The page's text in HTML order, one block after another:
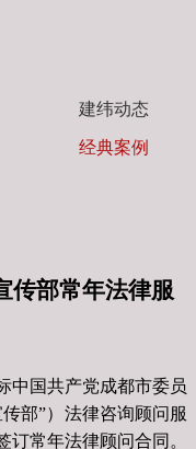
建纬动态
经典案例
传部常年法律服
中国共产党成都市委员
部”）法律咨询顾问服
常年法律顾问合同。